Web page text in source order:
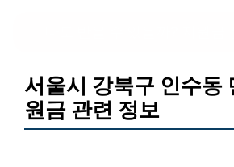
서울시 강북구 인수동
원금 관련 정보